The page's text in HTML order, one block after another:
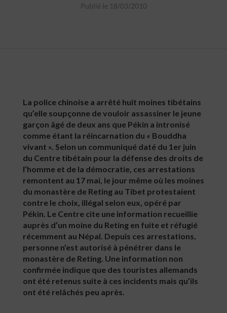
Publié le 18/03/2010
La police chinoise a arrêté huit moines tibétains
qu’elle soupçonne de vouloir assassiner le jeune
garçon âgé de deux ans que Pékin a intronisé
comme étant la réincarnation du « Bouddha
vivant ». Selon un communiqué daté du 1er juin
du Centre tibétain pour la défense des droits de
l’homme et de la démocratie, ces arrestations
remontent au 17 mai, le jour même où les moines
du monastère de Reting au Tibet protestaient
contre le choix, illégal selon eux, opéré par
Pékin. Le Centre cite une information recueillie
auprès d’un moine du Reting en fuite et réfugié
récemment au Népal. Depuis ces arrestations,
personne n’est autorisé à pénétrer dans le
monastère de Reting. Une information non
confirmée indique que des touristes allemands
ont été retenus suite à ces incidents mais qu’ils
ont été relâchés peu après.